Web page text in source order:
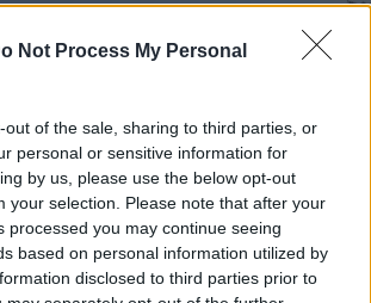
Not Process My Personal
out of the sale, sharing to third parties, or
personal or sensitive information for
by us, please use the below opt-out
your selection. Please note that after your
processed you may continue seeing
based on personal information utilized by
disclosed to third parties prior to
fra steder med frit udsyn
kan kysterne, fjordene og de
danne en flot ramme om den
hvis vejret arter sig.
er en af de få begivenheder,
til at stoppe op og kigge i